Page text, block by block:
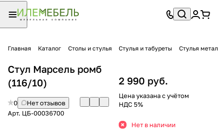
Главная Каталог Столы и стулья Стулья и табуреты Стулья
Стул Марсель ромб
(116/10)
0
Нет отзывов
Арт. ЦБ-00036700
2 990 руб.
Цена указана с учётом
НДС 5%
Нет в наличии